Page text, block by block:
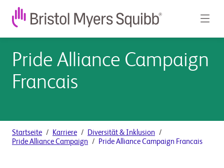
Pride Alliance Campaign
Francais
Startseite Karriere
Diversität & Inklusion
Pride Alliance Campaign
Pride Alliance Campaign Francais